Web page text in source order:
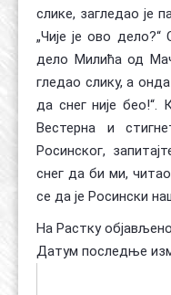
слике, загледао је
„Чије је ово
дело Милића од
гледао слику, а
да снег није бео!“.
Вестерна и
Росинског,
снег да би ми,
се да је Росински
На Растку
Датум последње